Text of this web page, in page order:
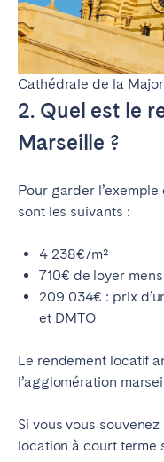
Cathédrale de la Major
2. Quel est le
Marseille ?
Pour garder
sont les suivants :
4 238€/m²
710€ de loyer
209 034€ : prix
et DMTO
Le rendement locatif
l’agglomération
Si vous vous
location à court terme